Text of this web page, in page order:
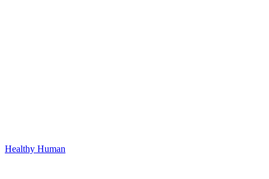
Healthy Human